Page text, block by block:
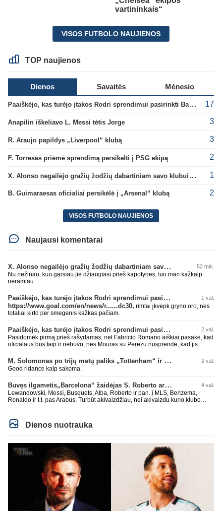
vartininkais“
VISOS FUTBOLO NAUJIENOS
TOP naujienos
Dienos Savaitės Mėnesio
Paaiškėjo, kas turėjo įtakos Rodri sprendimui pasirinkti Barselonos pusę 17
Anapilin iškeliavo L. Messi tėtis Jorge 3
R. Araujo papildys „Liverpool“ klubą 3
F. Torresas priėmė sprendimą persikelti į PSG ekipą 2
X. Alonso negailėjo gražių žodžių dabartiniam savo klubui „Chelsea“ 1
B. Guimaraesas oficialiai persikėlė į „Arsenal“ klubą 2
VISOS FUTBOLO NAUJIENOS
Naujausi komentarai
X. Alonso negailėjo gražių žodžių dabartiniam savo klubui „Chelsea“ 52 min.
Nu nežinau, kuo garsiau jie džiaugiasi prieš kapotynes, tuo man kažkaip
neramiau.
Paaiškėjo, kas turėjo įtakos Rodri sprendimui pasirinkti Barselonos pusę 1 val.
https://www.goal.com/en/news/r......dc30, rimtai įkvėpk gryno oro, nes
totaliai kirto per smegenis kažkas pačiam.
Paaiškėjo, kas turėjo įtakos Rodri sprendimui pasirinkti Barselonos pusę 2 val.
Pasidomėk pirmą prieš rašydamas, net Fabricio Romano aiškiai pasakė, kad
oficialaus bus taip ir nebuvo, nes Mouras su Perezu nusprendė, kad jis
surasti info ar buvo oficialus bid. Atsakymas: Ne, oficialaus raštiško
pasiūlymo (official bid) Madrido „Real“ Mančesterio „City“ klubui už Rodri dar
nepateikė. ​Nors žiniasklaidoje (pvz., The Athletic, Diario AS) garsiai kalbama
kontaktus su žaidėjo stovykla ar „City“ vadovais, oficialus formalus
pasiūlymas iki šiol nėra registruotas. ​Ispanijos gigantai tikrina situaciją ir
vertina galimybes, tačiau kol kas viskas vyksta tik žvalgybos ir neoficialių
M. Solomonas po trijų metų paliks „Tottenham“ ir papildys „West Ham“ klubą 2 val.
Good ridance kaip sakoma.
Buvęs ilgametis„Barcelona“ žaidėjas S. Roberto artėja link persikėlimo į MLS 4 val.
Lewandowski, Messi, Busquets, Alba, Roberto ir pan. į MLS, Benzema,
Ronaldo ir t.t. pas Arabus. Turbūt akivaizdžiau, nei akivaizdu kurio klubo
Dienos nuotrauka